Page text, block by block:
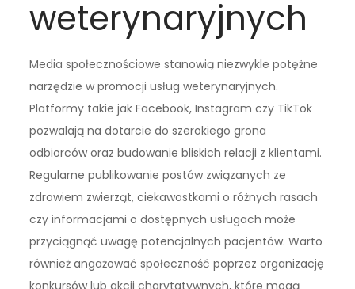
weterynaryjnych
Media społecznościowe stanowią niezwykle potężne
narzędzie w promocji usług weterynaryjnych.
Platformy takie jak Facebook, Instagram czy TikTok
pozwalają na dotarcie do szerokiego grona
odbiorców oraz budowanie bliskich relacji z klientami.
Regularne publikowanie postów związanych ze
zdrowiem zwierząt, ciekawostkami o różnych rasach
czy informacjami o dostępnych usługach może
przyciągnąć uwagę potencjalnych pacjentów. Warto
również angażować społeczność poprzez organizację